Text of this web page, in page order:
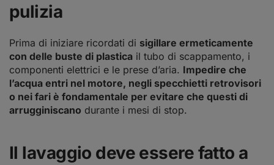
pulizia
Prima di iniziare ricordati di sigillare ermeticamente
con delle buste di plastica il tubo di scappamento, i
componenti elettrici e le prese d’aria. Impedire che
l’acqua entri nel motore, negli specchietti retrovisori
o nei fari è fondamentale per evitare che questi di
arrugginiscano durante i mesi di stop.
Il lavaggio deve essere fatto a